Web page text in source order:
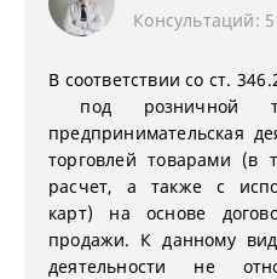
Консультаций:
В соответствии со ст.
под розничной
предпринимательская
торговлей товарами (в
расчет, а также с
карт) на основе
продажи. К данному
деятельности не